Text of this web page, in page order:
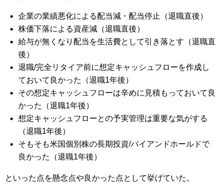
企業の業績悪化による配当減・配当停止（退職直後）
株価下落による資産減（退職直後）
給与が無くなり配当を生活費として引き落とす（退職直
後）
退職/完全リタイア前に想定キャッシュフローを作成し
ておいて良かった（退職1年後）
その想定キャッシュフローは辛めに見積もっておいて良
かった（退職1年後）
想定キャッシュフローとの予実管理は重要な気がする
（退職1年後）
そもそも米国個別株の長期投資/バイアンドホールドで
良かった（退職1年後）
といった点を懸念点や良かった点として挙げていた。